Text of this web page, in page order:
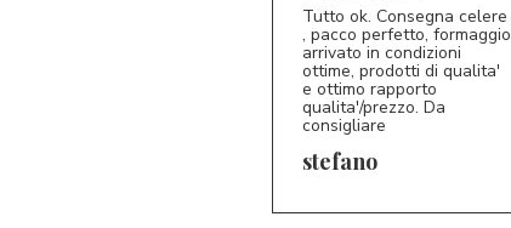
S*
Tutto ok. Consegna celere
, pacco perfetto, formaggio
arrivato in condizioni
ottime, prodotti di qualita'
e ottimo rapporto
qualita'/prezzo. Da
consigliare
stefano